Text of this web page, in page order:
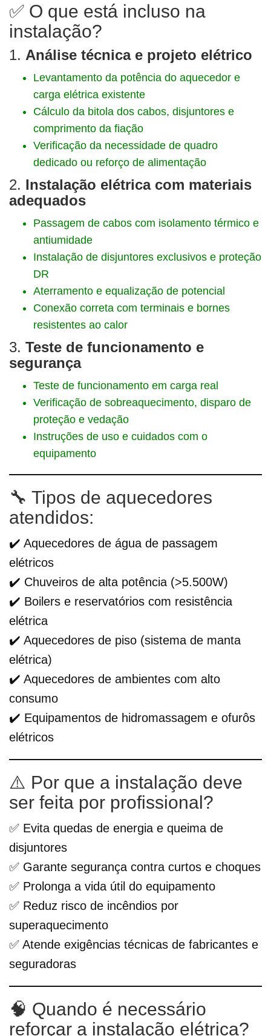
✅ O que está incluso na
instalação?
1. Análise técnica e projeto elétrico
Levantamento da potência do aquecedor e
carga elétrica existente
Cálculo da bitola dos cabos, disjuntores e
comprimento da fiação
Verificação da necessidade de quadro
dedicado ou reforço de alimentação
2. Instalação elétrica com materiais
adequados
Passagem de cabos com isolamento térmico e
antiumidade
Instalação de disjuntores exclusivos e proteção
DR
Aterramento e equalização de potencial
Conexão correta com terminais e bornes
resistentes ao calor
3. Teste de funcionamento e
segurança
Teste de funcionamento em carga real
Verificação de sobreaquecimento, disparo de
proteção e vedação
Instruções de uso e cuidados com o
equipamento
🔧 Tipos de aquecedores
atendidos:
✔️ Aquecedores de água de passagem
elétricos
✔️ Chuveiros de alta potência (>5.500W)
✔️ Boilers e reservatórios com resistência
elétrica
✔️ Aquecedores de piso (sistema de manta
elétrica)
✔️ Aquecedores de ambientes com alto
consumo
✔️ Equipamentos de hidromassagem e ofurôs
elétricos
⚠️ Por que a instalação deve
ser feita por profissional?
✅ Evita quedas de energia e queima de
disjuntores
✅ Garante segurança contra curtos e choques
✅ Prolonga a vida útil do equipamento
✅ Reduz risco de incêndios por
superaquecimento
✅ Atende exigências técnicas de fabricantes e
seguradoras
🧠 Quando é necessário
reforçar a instalação elétrica?